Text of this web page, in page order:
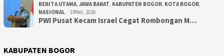
BERITA UTAMA, JAWA BARAT, KABUPATEN BOGOR, KOTA BOGOR,
NASIONAL
19Mei, 2026
PWI Pusat Kecam Israel Cegat Rombongan M…
KABUPATEN BOGOR